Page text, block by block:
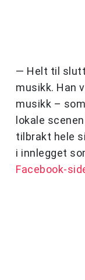
— Helt til
musikk. Han
musikk –
lokale
tilbrakt hele
i innlegget
Facebook-